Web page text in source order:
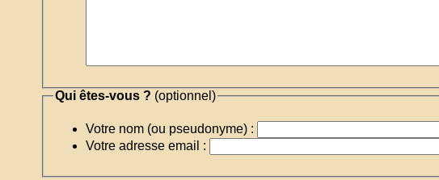
Qui êtes-vous ? (optionnel)
Votre nom (ou pseudonyme) :
Votre adresse email :